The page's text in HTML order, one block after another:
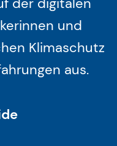
und
Klimaschutz
aus.